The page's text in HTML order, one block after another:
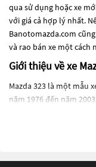
qua sử dụng hoặc xe
với giá cả hợp lý nhất.
Banotomazda.com
và rao bán xe một cách
Giới thiệu về xe
Mazda 323 là một mẫu
năm 1976 đến năm
Các phiên bản của